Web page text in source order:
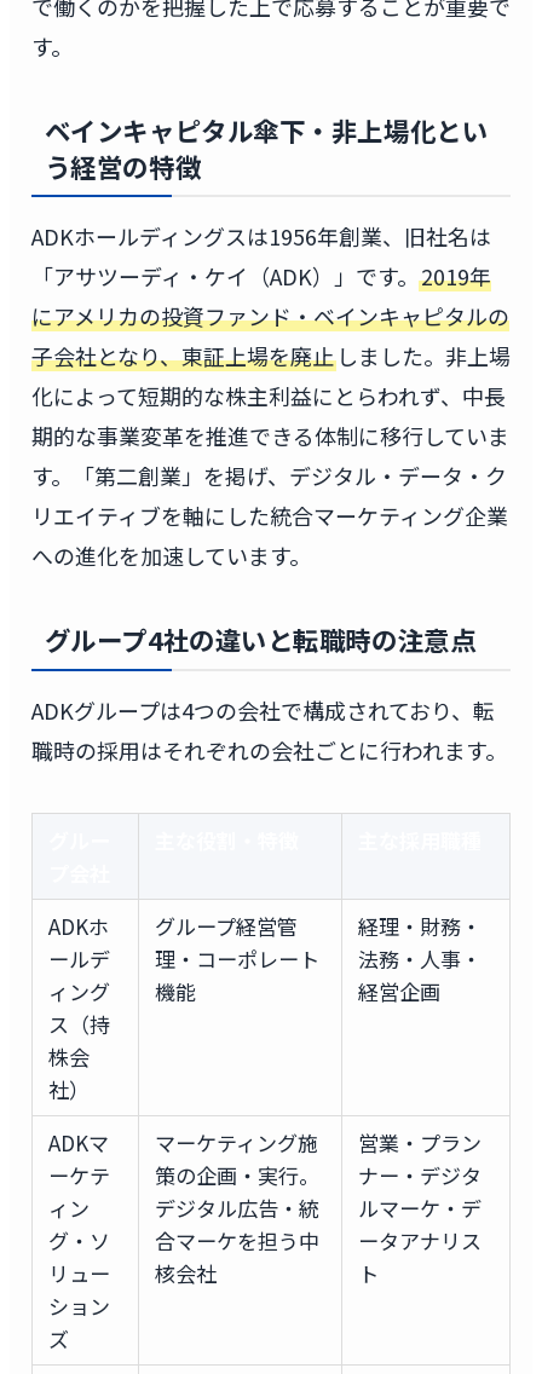
す。
ベインキャピタル傘下・非上場化とい
う経営の特徴
ADKホールディングスは1956年創業、旧社名は
「アサツーディ・ケイ（ADK）」です。 2019年
にアメリカの投資ファンド・ベインキャピタルの
子会社となり、東証上場を廃止しました。非上場
化によって短期的な株主利益にとらわれず、中長
期的な事業変革を推進できる体制に移行していま
す。「第二創業」を掲げ、デジタル・データ・ク
リエイティブを軸にした統合マーケティング企業
への進化を加速しています。
グループ4社の違いと転職時の注意点
ADKグループは4つの会社で構成されており、転
職時の採用はそれぞれの会社ごとに行われます。
ADKホ
ールデ
ィング
ス（持
株会
社）
グループ経営管
理・コーポレート
機能
経理・財務・
法務・人事・
経営企画
ADKマ
ーケテ
ィン
グ・ソ
リュー
ション
ズ
マーケティング施
策の企画・実行。
デジタル広告・統
合マーケを担う中
核会社
営業・プラン
ナー・デジタ
ルマーケ・デ
ータアナリス
ト